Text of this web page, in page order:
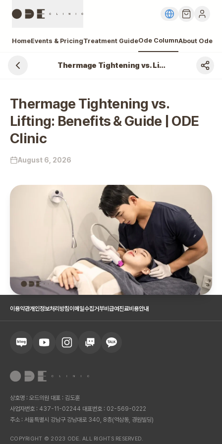
HomeEvents & PricingTreatment GuideOde ColumnAbout Ode
Thermage Tightening vs. Lifting: Benefits & Guide | ODE Clinic
Thermage Tightening vs.
Lifting: Benefits & Guide | ODE
Clinic
August 6, 2026
이용약관개인정보처리방침이메일수집거부비급여진료비용안내
상호명 : 오드의원 대표 : 김도훈
사업자번호 : 437-11-02244 대표번호 : 02-569-0222
주소 : 서울특별시 강남구 강남대로 340, 8층(역삼동, 경원빌딩)
COPYRIGHT © 2023 ODE. ALL RIGHTS RESERVED.